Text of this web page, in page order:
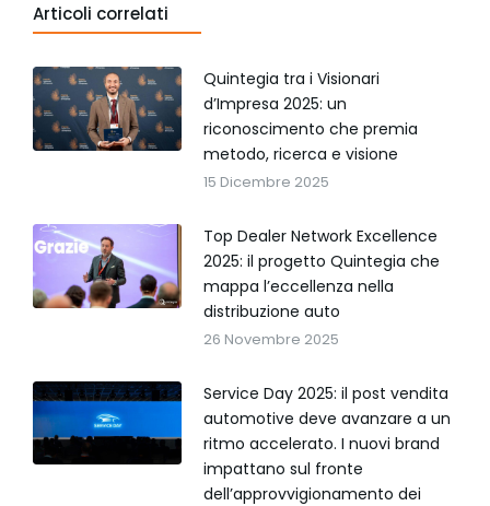
Articoli correlati
Quintegia tra i Visionari
d’Impresa 2025: un
riconoscimento che premia
metodo, ricerca e visione
15 Dicembre 2025
Top Dealer Network Excellence
2025: il progetto Quintegia che
mappa l’eccellenza nella
distribuzione auto
26 Novembre 2025
Service Day 2025: il post vendita
automotive deve avanzare a un
ritmo accelerato. I nuovi brand
impattano sul fronte
dell’approvvigionamento dei